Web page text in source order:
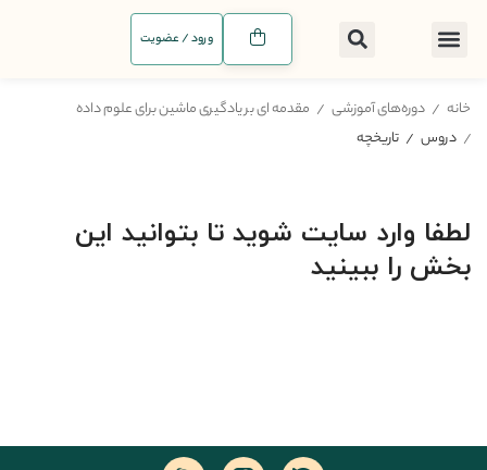
ورود / عضویت
خانه دوره‌های آموزشی
مقدمه ای بر یادگیری ماشین برای علوم داده
دروس
تاریخچه
لطفا وارد سایت شوید تا بتوانید این
بخش را ببینید